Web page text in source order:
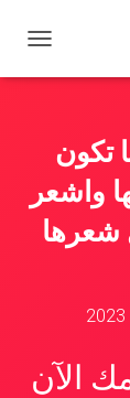
ب
ت
تكون
واشعر
شعرها
الآن